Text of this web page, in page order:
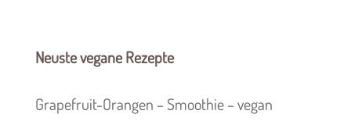
Neuste vegane Rezepte
Grapefruit-Orangen – Smoothie – vegan